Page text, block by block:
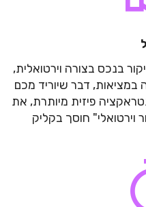
בנכס בצורה וירטואלית,
דבר שיוריד מכם
פיזית מיותרת, את
חוסך בקליק